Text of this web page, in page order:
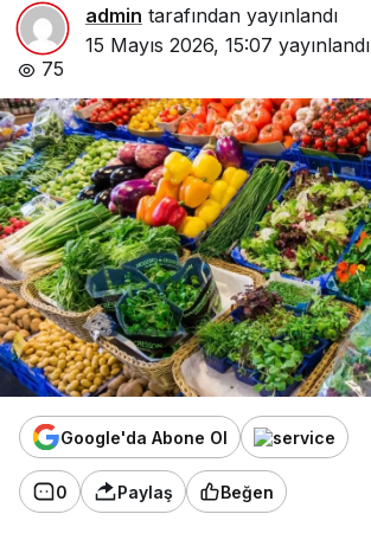
admin tarafından yayınlandı
15 Mayıs 2026, 15:07 yayınlandı
75
Google'da Abone Ol
0 Paylaş Beğen